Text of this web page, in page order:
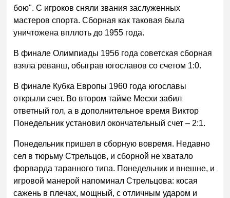
бою". С игроков сняли звания заслуженных
мастеров спорта. Сборная как таковая была
уничтожена впллоть до 1955 года.
В финале Олимпиады 1956 года советская сборная
взяла реванш, обыграв югославов со счетом 1:0.
В финале Кубка Европы 1960 года югославы
открыли счет. Во втором тайме Месхи забил
ответный гол, а в дополнительное время Виктор
Понедельник установил окончательный счет – 2:1.
Понедельник пришел в сборную вовремя. Недавно
сел в тюрьму Стрельцов, и сборной не хватало
форварда таранного типа. Понедельник и внешне, и
игровой манерой напоминал Стрельцова: косая
сажень в плечах, мощный, с отличным ударом и